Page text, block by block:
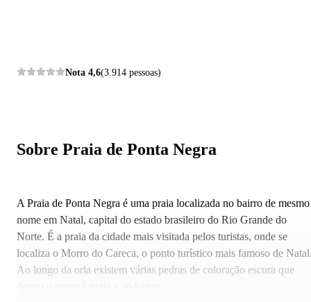
Nota 4,6(3.914 pessoas)
Sobre Praia de Ponta Negra
A Praia de Ponta Negra é uma praia localizada no bairro de mesmo
nome em Natal, capital do estado brasileiro do Rio Grande do
Norte. É a praia da cidade mais visitada pelos turistas, onde se
localiza o Morro do Careca, o ponto turístico mais famoso de
Ao longo da orla existem várias pedras de coloração escura que
deram o nome à praia e ao bairro.